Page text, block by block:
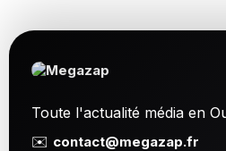
Toute l'actualité média en
✉️ contact@megazap.fr